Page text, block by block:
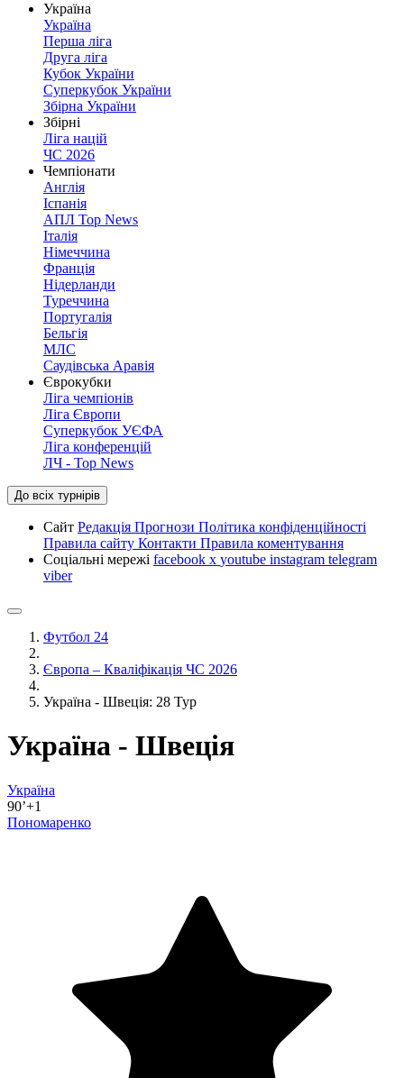
Україна
Україна
Перша ліга
Друга ліга
Кубок України
Суперкубок України
Збірна України
Збірні
Ліга націй
ЧС 2026
Чемпіонати
Англія
Іспанія
АПЛ Top News
Італія
Німеччина
Франція
Нідерланди
Туреччина
Португалія
Бельгія
МЛС
Саудівська Аравія
Єврокубки
Ліга чемпіонів
Ліга Європи
Суперкубок УЄФА
Ліга конференцій
ЛЧ - Top News
До всіх турнірів
Сайт Редакція Прогнози Політика конфіденційності
Правила сайту Контакти Правила коментування
Соціальні мережі facebook x youtube instagram telegram
viber
Футбол 24
Європа – Кваліфікація ЧС 2026
Україна - Швеція: 28 Тур
Україна - Швеція
Україна
90’+1
Пономаренко